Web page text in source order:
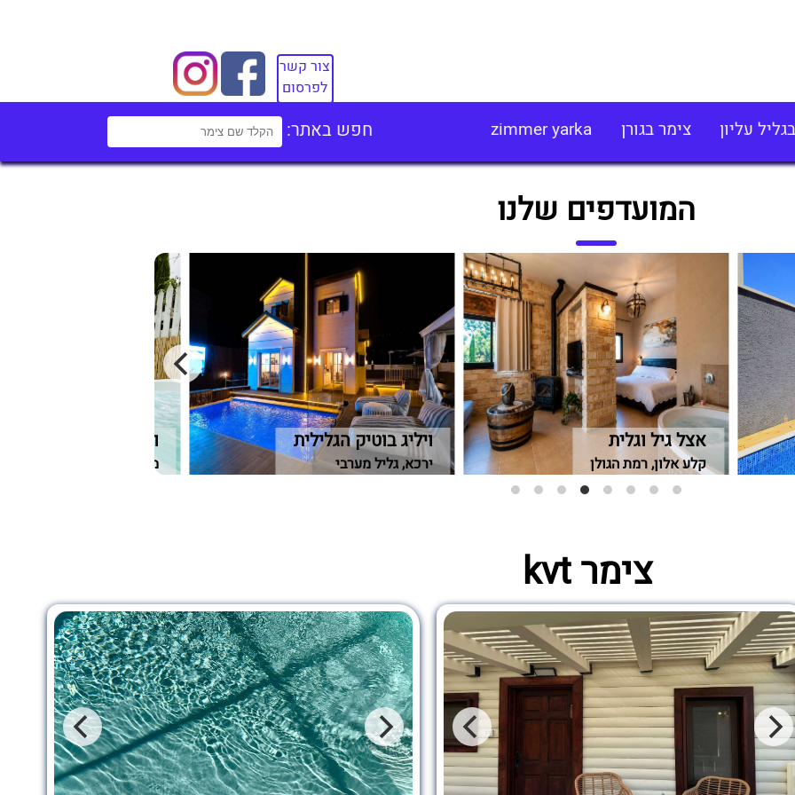
צור קשר
לפרסום
עליון צימר בגורן zimmer yarka חפש באתר:
המועדפים שלנו
וילה סיינה
מגדל, גליל תחתון
ויליג בוטיק הגלילית
ירכא, גליל מערבי
אצל גיל וגלית
קלע אלון, רמת הגולן
צימר kvt